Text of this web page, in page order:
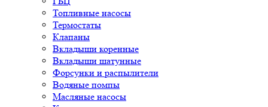
Топливные насосы
Термостаты
Клапаны
Вкладыши коренные
Вкладыши шатунные
Форсунки и распылители
Водяные помпы
Масляные насосы